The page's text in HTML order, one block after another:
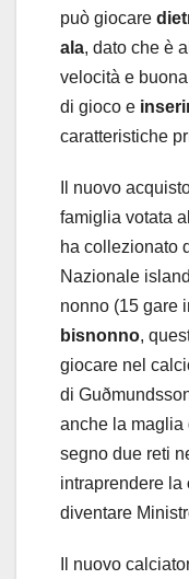
può giocare
ala, dato che è
velocità e
di gioco e
caratteristiche
Il nuovo
famiglia votata
ha collezionato
Nazionale
nonno (15 gare
bisnonno,
giocare nel
di
anche la maglia
segno due reti
intraprendere la
diventare
Il nuovo